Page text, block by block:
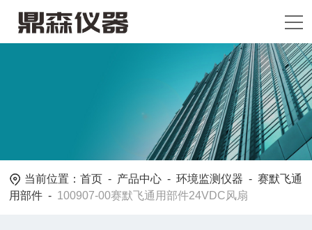
当前位置：首页 - 产品中心 -环境监测仪器 -赛默飞通
用部件 - 100907-00赛默飞通用部件24VDC风扇